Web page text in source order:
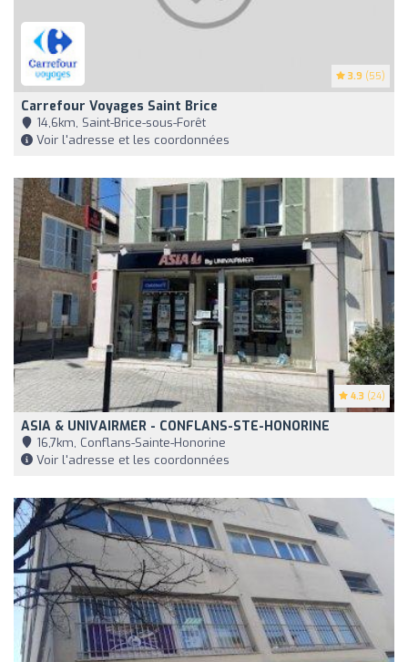
3.9 (55)
Carrefour Voyages Saint Brice
14,6km, Saint-Brice-sous-Forêt
Voir l'adresse et les coordonnées
4.3 (24)
ASIA & UNIVAIRMER - CONFLANS-STE-HONORINE
16,7km, Conflans-Sainte-Honorine
Voir l'adresse et les coordonnées